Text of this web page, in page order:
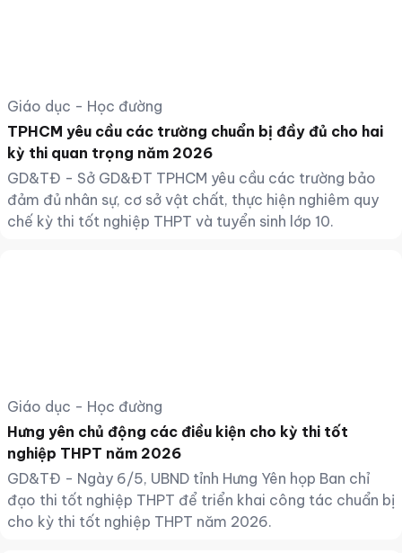
Giáo dục - Học đường
TPHCM yêu cầu các trường chuẩn bị đầy đủ cho hai
kỳ thi quan trọng năm 2026
GD&TĐ - Sở GD&ĐT TPHCM yêu cầu các trường bảo
đảm đủ nhân sự, cơ sở vật chất, thực hiện nghiêm quy
chế kỳ thi tốt nghiệp THPT và tuyển sinh lớp 10.
Giáo dục - Học đường
Hưng yên chủ động các điều kiện cho kỳ thi tốt
nghiệp THPT năm 2026
GD&TĐ - Ngày 6/5, UBND tỉnh Hưng Yên họp Ban chỉ
đạo thi tốt nghiệp THPT để triển khai công tác chuẩn bị
cho kỳ thi tốt nghiệp THPT năm 2026.